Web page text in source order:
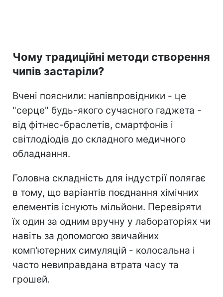
Чому традиційні методи створення
чипів застаріли?
Вчені пояснили: напівпровідники - це
"серце" будь-якого сучасного гаджета -
від фітнес-браслетів, смартфонів і
світлодіодів до складного медичного
обладнання.
Головна складність для індустрії полягає
в тому, що варіантів поєднання хімічних
елементів існують мільйони. Перевіряти
їх один за одним вручну у лабораторіях чи
навіть за допомогою звичайних
комп'ютерних симуляцій - колосальна і
часто невиправдана втрата часу та
грошей.